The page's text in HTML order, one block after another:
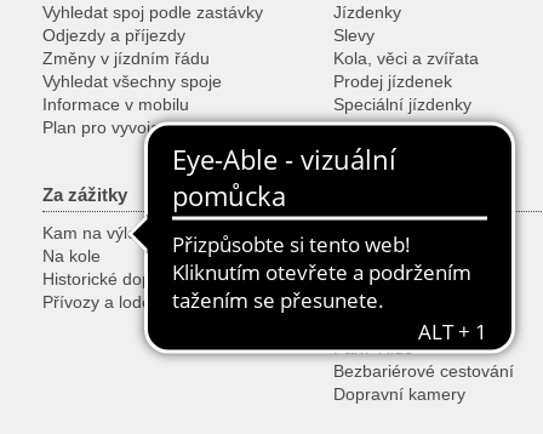
Vyhledat spoj podle zastávky
Odjezdy a příjezdy
Změny v jízdním řádu
Vyhledat všechny spoje
Informace v mobilu
Plan pro vyvojare
Jízdenky
Slevy
Kola, věci a zvířata
Prodej jízdenek
Speciální jízdenky
Za zážitky
Kam na výlet
Na kole
Historické dopravní prostředky
Přívozy a lodě
Zákaznická centra
Gruppenanmeldung
Nadstandardní záruky
Ke stažení
Ztráty a nálezy
Park+Ride
Bezbariérové cestování
Dopravní kamery